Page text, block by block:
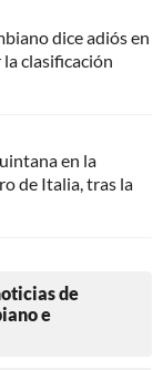
dice adiós en
clasificación
en la
de Italia, tras la
de
e